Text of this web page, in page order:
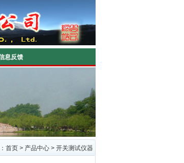
息反馈
首页 > 产品中心 > 开关测试仪器